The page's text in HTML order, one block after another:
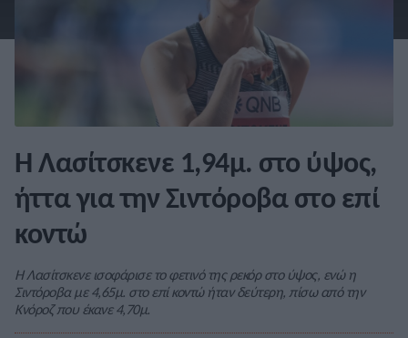
Η Λασίτσκενε 1,94μ. στο ύψος,
ήττα για την Σιντόροβα στο επί
κοντώ
Η Λασίτσκενε ισοφάρισε το φετινό της ρεκόρ στο ύψος, ενώ η
Σιντόροβα με 4,65μ. στο επί κοντώ ήταν δεύτερη, πίσω από την
Κνόροζ που έκανε 4,70μ.